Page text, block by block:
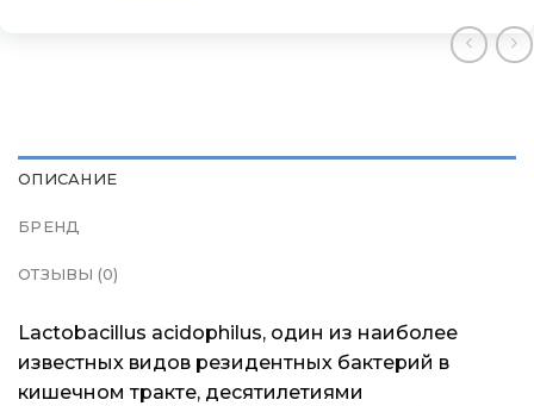
ОПИСАНИЕ
БРЕНД
ОТЗЫВЫ (0)
Lactobacillus acidophilus, один из наиболее
известных видов резидентных бактерий в
кишечном тракте, десятилетиями
Доставка и оплата
Блог
Доставка и оплата
Блог
Доставка и оплата
Блог